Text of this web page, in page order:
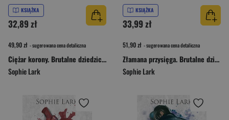
KSIĄŻKA
32,89 zł
49,90 zł - sugerowana cena detaliczna
Ciężar korony. Brutalne dziedzictwo. Tom 6
Sophie Lark
KSIĄŻKA
33,99 zł
51,90 zł - sugerowana cena detaliczna
Złamana przysięga. Brutalne dziedzictwo Tom 5
Sophie Lark